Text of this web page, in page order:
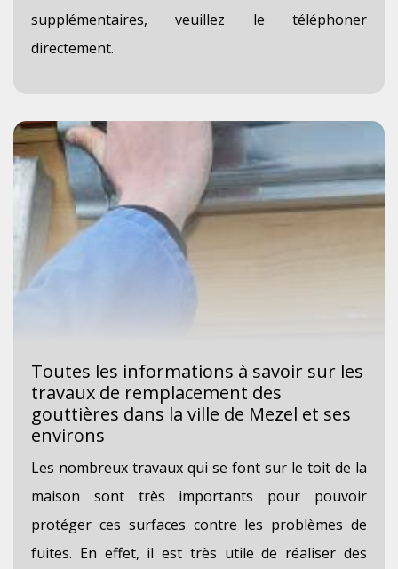
supplémentaires, veuillez le téléphoner
directement.
Toutes les informations à savoir sur les
travaux de remplacement des
gouttières dans la ville de Mezel et ses
environs
Les nombreux travaux qui se font sur le toit de la
maison sont très importants pour pouvoir
protéger ces surfaces contre les problèmes de
fuites. En effet, il est très utile de réaliser des